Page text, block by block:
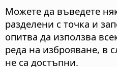
Можете да въведете
разделени с точка и
опитва да използва
реда на изброяване, в
не са достъпни.